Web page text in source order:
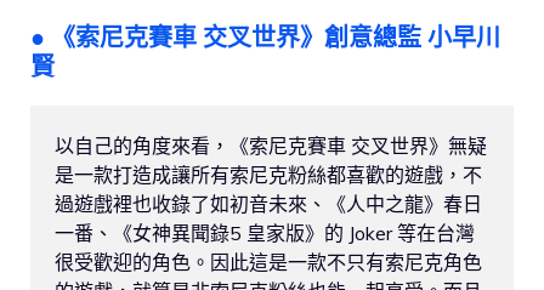
● 《索尼克賽車 交叉世界》創意總監 小早川
賢
以自己的角度來看，《索尼克賽車 交叉世界》無疑
是一款打造成讓所有索尼克粉絲都喜歡的遊戲，不
過遊戲裡也收錄了如初音未來、《人中之龍》春日
一番、《女神異聞錄5 皇家版》的 Joker 等在台灣
很受歡迎的角色。因此這是一款不只有索尼克角色